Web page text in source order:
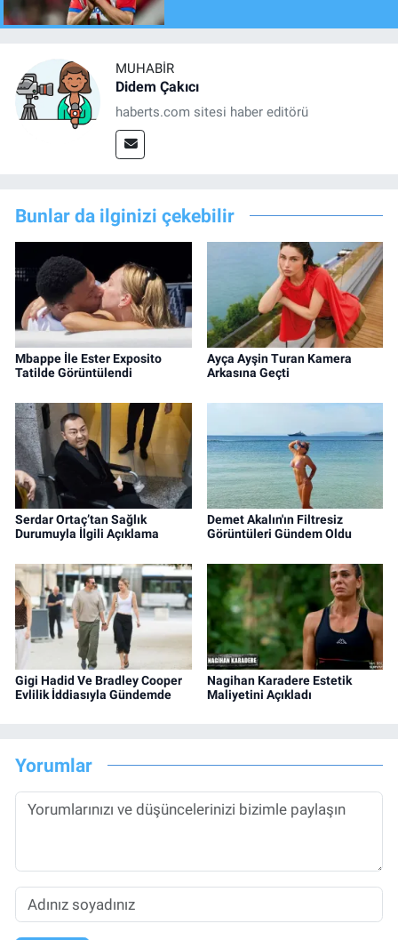
MUHABIR
Didem Çakıcı
haberts.com sitesi haber editörü
Bunlar da ilginizi çekebilir
Mbappe İle Ester Exposito
Tatilde Görüntülendi
Ayça Ayşin Turan Kamera
Arkasına Geçti
Serdar Ortaç’tan Sağlık
Durumuyla İlgili Açıklama
Demet Akalın'ın Filtresiz
Görüntüleri Gündem Oldu
Gigi Hadid Ve Bradley Cooper
Evlilik İddiasıyla Gündemde
Nagihan Karadere Estetik
Maliyetini Açıkladı
Yorumlar